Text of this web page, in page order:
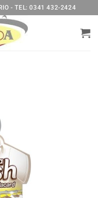
- TEL: 0341 432-2424